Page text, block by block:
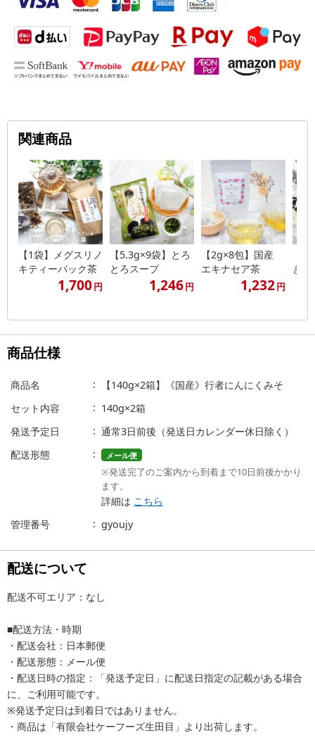
関連商品
【1袋】メグスリノ
キティーバック茶
1,700円
【5.3g×9袋】とろ
とろスープ
1,246円
【2g×8包】国産
エキナセア茶
1,232円
きり
商品仕様
商品名
【140g×2箱】《国産》行者にんにくみそ
セット内容
140g×2箱
発送予定日
通常3日前後（発送日カレンダー休日除く）
配送形態
メール便
※発送完了のご案内から到着まで10日前後かかり
ます。
詳細は こちら
管理番号
gyoujy
配送について
配送不可エリア：なし
■配送方法・時期
・配送会社：日本郵便
・配送形態：メール便
・配送日時の指定：「発送予定日」に配送日指定の記載がある場合
に、ご利用可能です。
※発送予定日は到着日ではありません。
・商品は「有限会社ケーフーズ生田目」より出荷します。